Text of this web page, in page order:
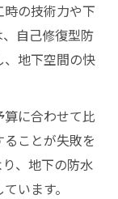
の技術力や下
自己修復型防
地下空間の快
に合わせて比
ことが失敗を
、地下の防水
います。